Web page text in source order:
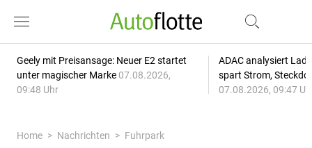
Geely mit Preisansage: Neuer E2 startet
unter magischer Marke 07.08.2026,
09:48 Uhr
ADAC analysiert
spart Strom,
07.08.2026, 09:47
Home Nachrichten
Fuhrpark